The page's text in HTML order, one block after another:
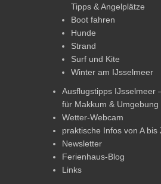
Tipps & Angelplätze
Boot fahren
Hunde
Strand
Surf und Kite
Winter am IJsselmeer
Ausflugstipps IJsselmeer
für Makkum & Umgebung
Wetter-Webcam
praktische Infos von A bis
Newsletter
Ferienhaus-Blog
Links